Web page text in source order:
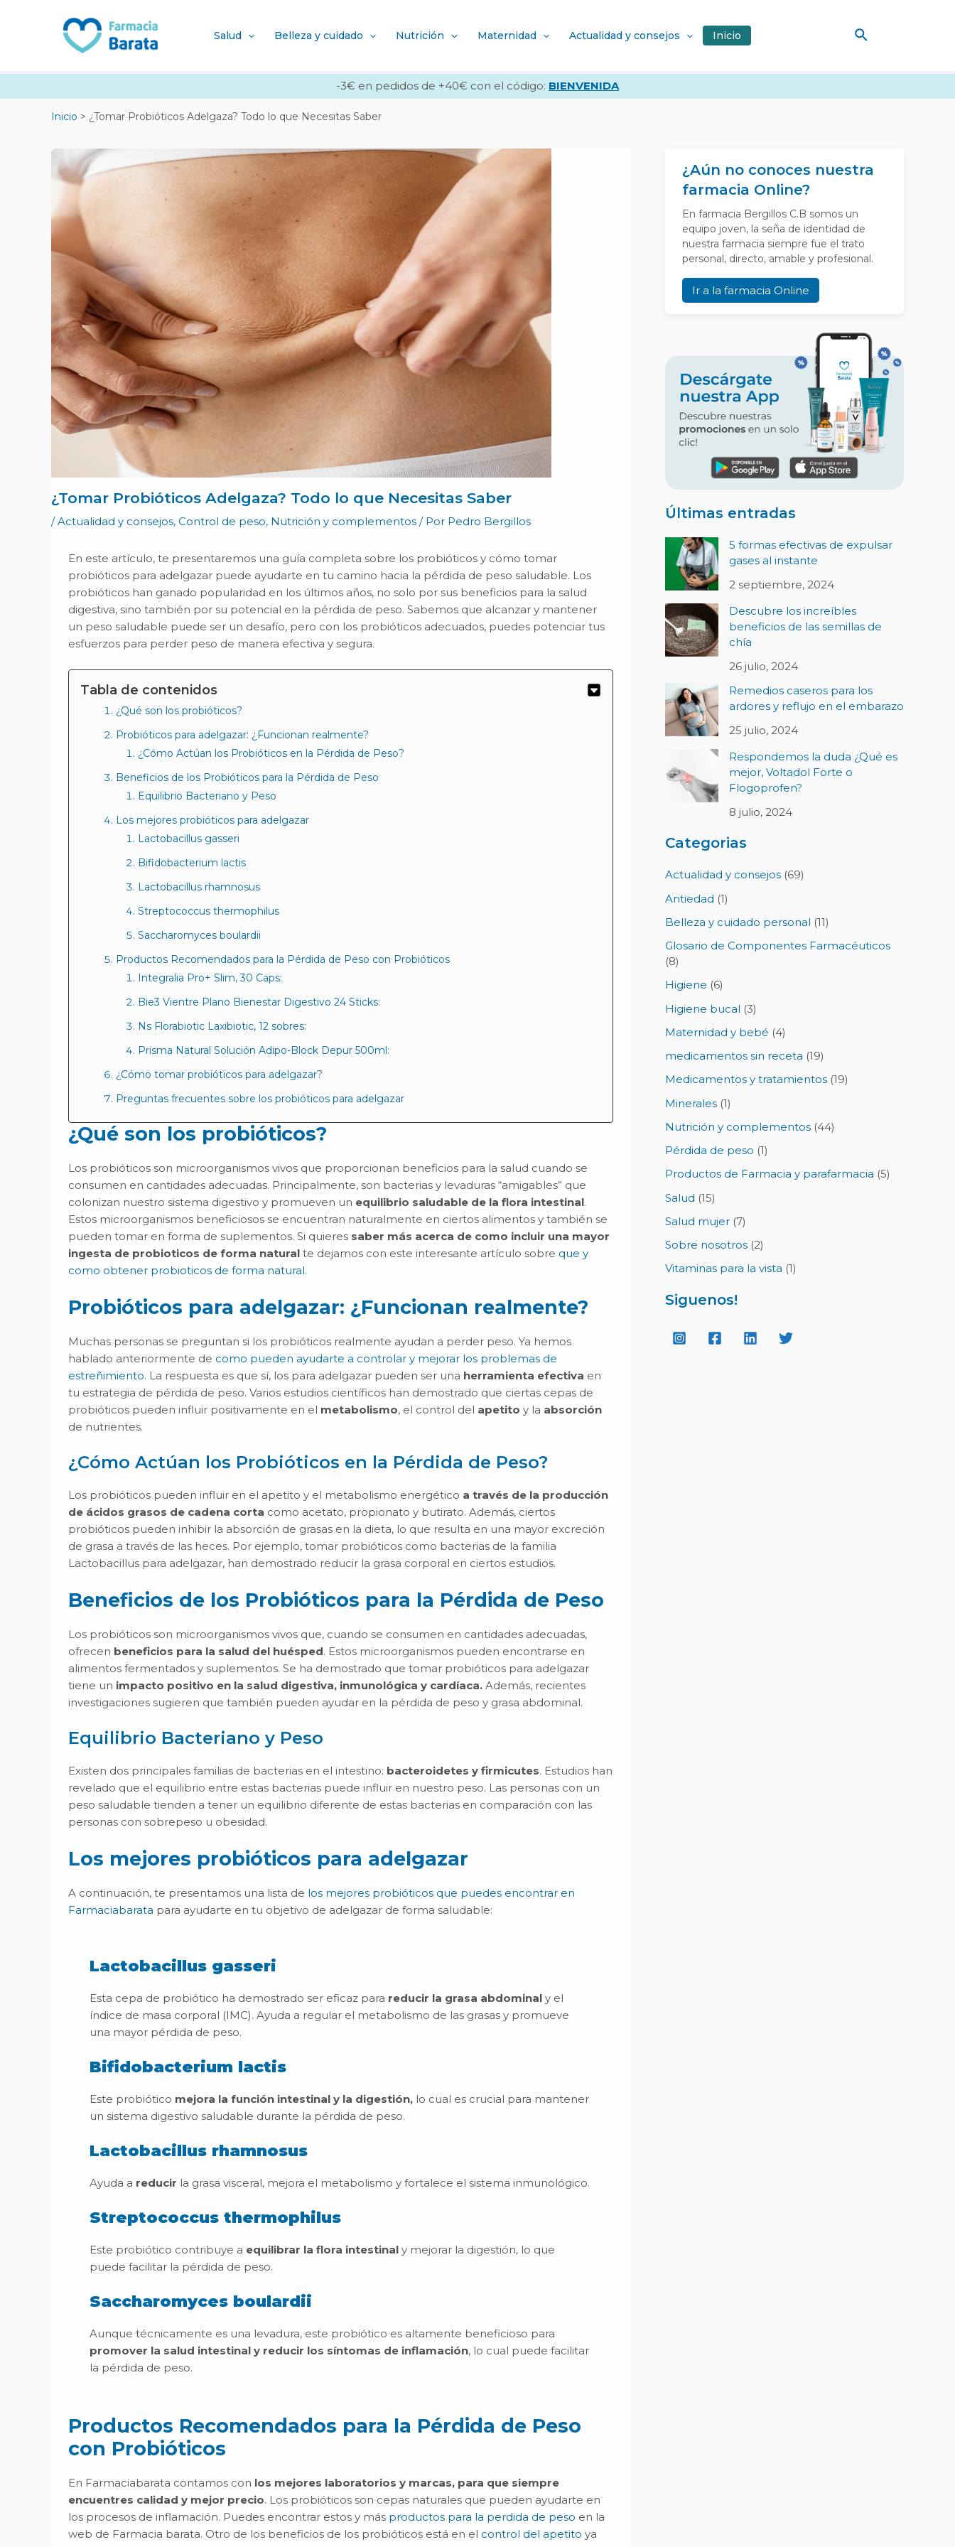
Salud Belleza y cuidado Nutrición Maternidad Actualidad y consejos Inicio Buscar
-3€ en pedidos de +40€ con el código: BIENVENIDA
Inicio ¿Tomar Probióticos Adelgaza? Todo lo que Necesitas Saber
¿Tomar Probióticos Adelgaza? Todo lo que Necesitas Saber
/Actualidad y consejos, Control de peso, Nutrición y complementos / Por Pedro Bergillos
En este artículo, te presentaremos una guía completa sobre los probióticos y cómo tomar
probióticos para adelgazar puede ayudarte en tu camino hacia la pérdida de peso saludable. Los
probióticos han ganado popularidad en los últimos años, no solo por sus beneficios para la salud
digestiva, sino también por su potencial en la pérdida de peso. Sabemos que alcanzar y mantener
un peso saludable puede ser un desafío, pero con los probióticos adecuados, puedes potenciar tus
esfuerzos para perder peso de manera efectiva y segura.
Tabla de contenidos
¿Qué son los probióticos?
Probióticos para adelgazar: ¿Funcionan realmente?
¿Cómo Actúan los Probióticos en la Pérdida de Peso?
Beneficios de los Probióticos para la Pérdida de Peso
Equilibrio Bacteriano y Peso
Los mejores probióticos para adelgazar
Lactobacillus gasseri
Bifidobacterium lactis
Lactobacillus rhamnosus
Streptococcus thermophilus
Saccharomyces boulardii
Productos Recomendados para la Pérdida de Peso con Probióticos
Integralia Pro+ Slim, 30 Caps:
Bie3 Vientre Plano Bienestar Digestivo 24 Sticks:
Ns Florabiotic Laxibiotic, 12 sobres:
Prisma Natural Solución Adipo-Block Depur 500ml:
¿Cómo tomar probióticos para adelgazar?
Preguntas frecuentes sobre los probióticos para adelgazar
¿Qué son los probióticos?
Los probióticos son microorganismos vivos que proporcionan beneficios para la salud cuando se
consumen en cantidades adecuadas. Principalmente, son bacterias y levaduras “amigables” que
colonizan nuestro sistema digestivo y promueven un equilibrio saludable de la flora intestinal.
Estos microorganismos beneficiosos se encuentran naturalmente en ciertos alimentos y también se
pueden tomar en forma de suplementos. Si quieres saber más acerca de como incluir una mayor
ingesta de probioticos de forma natural te dejamos con este interesante artículo sobre que y
como obtener probioticos de forma natural.
Probióticos para adelgazar: ¿Funcionan realmente?
Muchas personas se preguntan si los probióticos realmente ayudan a perder peso. Ya hemos
hablado anteriormente de como pueden ayudarte a controlar y mejorar los problemas de
estreñimiento. La respuesta es que sí, los para adelgazar pueden ser una herramienta efectiva en
tu estrategia de pérdida de peso. Varios estudios científicos han demostrado que ciertas cepas de
probióticos pueden influir positivamente en el metabolismo, el control del apetito y la absorción
de nutrientes.
¿Cómo Actúan los Probióticos en la Pérdida de Peso?
Los probióticos pueden influir en el apetito y el metabolismo energético a través de la producción
de ácidos grasos de cadena corta como acetato, propionato y butirato. Además, ciertos
probióticos pueden inhibir la absorción de grasas en la dieta, lo que resulta en una mayor excreción
de grasa a través de las heces. Por ejemplo, tomar probióticos como bacterias de la familia
Lactobacillus para adelgazar, han demostrado reducir la grasa corporal en ciertos estudios.
Beneficios de los Probióticos para la Pérdida de Peso
Los probióticos son microorganismos vivos que, cuando se consumen en cantidades adecuadas,
ofrecen beneficios para la salud del huésped. Estos microorganismos pueden encontrarse en
alimentos fermentados y suplementos. Se ha demostrado que tomar probióticos para adelgazar
tiene un impacto positivo en la salud digestiva, inmunológica y cardíaca. Además, recientes
investigaciones sugieren que también pueden ayudar en la pérdida de peso y grasa abdominal.
Equilibrio Bacteriano y Peso
Existen dos principales familias de bacterias en el intestino: bacteroidetes y firmicutes. Estudios han
revelado que el equilibrio entre estas bacterias puede influir en nuestro peso. Las personas con un
peso saludable tienden a tener un equilibrio diferente de estas bacterias en comparación con las
personas con sobrepeso u obesidad.
Los mejores probióticos para adelgazar
A continuación, te presentamos una lista de los mejores probióticos que puedes encontrar en
Farmaciabarata para ayudarte en tu objetivo de adelgazar de forma saludable:
Lactobacillus gasseri
Esta cepa de probiótico ha demostrado ser eficaz para reducir la grasa abdominal y el
índice de masa corporal (IMC). Ayuda a regular el metabolismo de las grasas y promueve
una mayor pérdida de peso.
Bifidobacterium lactis
Este probiótico mejora la función intestinal y la digestión, lo cual es crucial para mantener
un sistema digestivo saludable durante la pérdida de peso.
Lactobacillus rhamnosus
Ayuda a reducir la grasa visceral, mejora el metabolismo y fortalece el sistema inmunológico.
Streptococcus thermophilus
Este probiótico contribuye a equilibrar la flora intestinal y mejorar la digestión, lo que
puede facilitar la pérdida de peso.
Saccharomyces boulardii
Aunque técnicamente es una levadura, este probiótico es altamente beneficioso para
promover la salud intestinal y reducir los síntomas de inflamación, lo cual puede facilitar
la pérdida de peso.
Productos Recomendados para la Pérdida de Peso
con Probióticos
En Farmaciabarata contamos con los mejores laboratorios y marcas, para que siempre
encuentres calidad y mejor precio. Los probióticos son cepas naturales que pueden ayudarte en
los procesos de inflamación. Puedes encontrar estos y más productos para la perdida de peso en la
web de Farmacia barata. Otro de los beneficios de los probióticos está en el control del apetito ya
de
entradas
¿Aún no conoces nuestra
farmacia Online?
En farmacia Bergillos C.B somos un
equipo joven, la seña de identidad de
nuestra farmacia siempre fue el trato
personal, directo, amable y profesional.
Ir a la farmacia Online
Últimas entradas
5 formas efectivas de expulsar
gases al instante
2 septiembre, 2024
Descubre los increíbles
beneficios de las semillas de
chía
26 julio, 2024
Remedios caseros para los
ardores y reflujo en el embarazo
25 julio, 2024
Respondemos la duda ¿Qué es
mejor, Voltadol Forte o
Flogoprofen?
8 julio, 2024
Categorias
Actualidad y consejos (69)
Antiedad (1)
Belleza y cuidado personal (11)
Glosario de Componentes Farmacéuticos
(8)
Higiene (6)
Higiene bucal (3)
Maternidad y bebé (4)
medicamentos sin receta (19)
Medicamentos y tratamientos (19)
Minerales (1)
Nutrición y complementos (44)
Pérdida de peso (1)
Productos de Farmacia y parafarmacia (5)
Salud (15)
Salud mujer (7)
Sobre nosotros (2)
Vitaminas para la vista (1)
Siguenos!